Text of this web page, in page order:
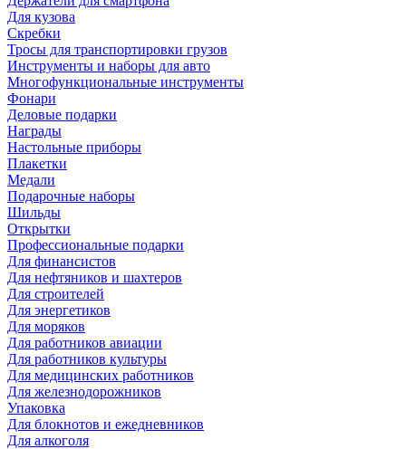
Для кузова
Скребки
Тросы для транспортировки грузов
Инструменты и наборы для авто
Многофункциональные инструменты
Фонари
Деловые подарки
Награды
Настольные приборы
Плакетки
Медали
Подарочные наборы
Шильды
Открытки
Профессиональные подарки
Для финансистов
Для нефтяников и шахтеров
Для строителей
Для энергетиков
Для моряков
Для работников авиации
Для работников культуры
Для медицинских работников
Для железнодорожников
Упаковка
Для блокнотов и ежедневников
Для алкоголя